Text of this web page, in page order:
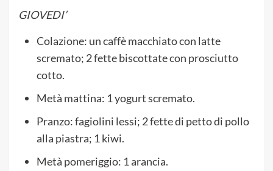
GIOVEDI’
Colazione: un caffè macchiato con latte
scremato; 2 fette biscottate con prosciutto
cotto.
Metà mattina: 1 yogurt scremato.
Pranzo: fagiolini lessi; 2 fette di petto di pollo
alla piastra; 1 kiwi.
Metà pomeriggio: 1 arancia.